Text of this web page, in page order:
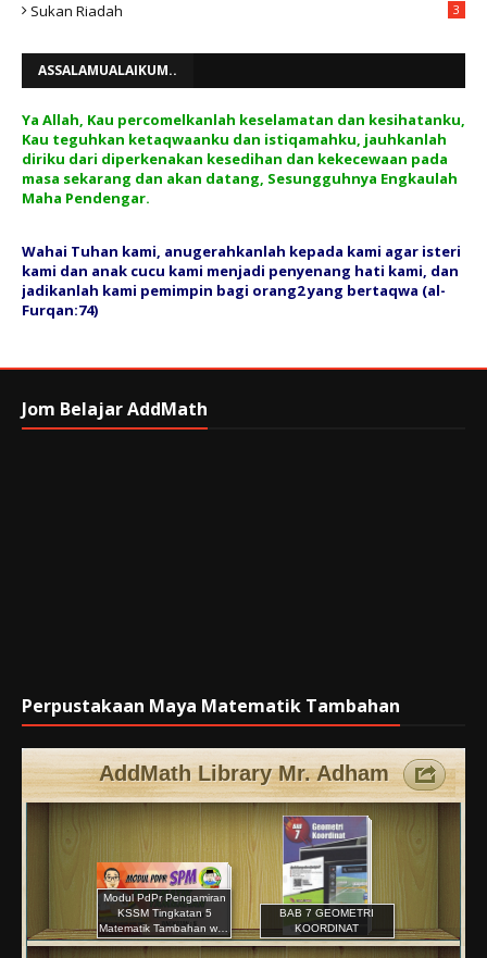
Sukan Riadah 3
ASSALAMUALAIKUM..
Ya Allah, Kau percomelkanlah keselamatan dan kesihatanku,
Kau teguhkan ketaqwaanku dan istiqamahku, jauhkanlah
diriku dari diperkenakan kesedihan dan kekecewaan pada
masa sekarang dan akan datang, Sesungguhnya Engkaulah
Maha Pendengar.
Wahai Tuhan kami, anugerahkanlah kepada kami agar isteri
kami dan anak cucu kami menjadi penyenang hati kami, dan
jadikanlah kami pemimpin bagi orang2 yang bertaqwa (al-
Furqan:74)
Jom Belajar AddMath
Perpustakaan Maya Matematik Tambahan